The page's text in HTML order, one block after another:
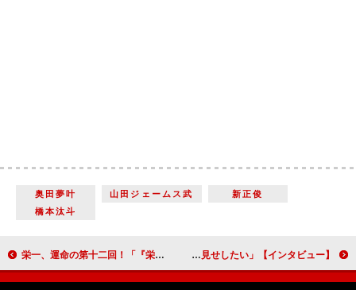
奥田夢叶 山田ジェームス武
新正俊
橋本汰斗
栄一、運命の第十二回！「『栄一と”命のやり取り“をするのはここだ！』と、撮影前から楽しみにしていました」満島真之介（尾高長七郎）【「青天を衝け」インタビュー】 【インタビュー】舞台「DOORS」奈緒 初舞台の地での初主演に「少しでもあのときよりも成長した姿を皆さんにお見せしたい」